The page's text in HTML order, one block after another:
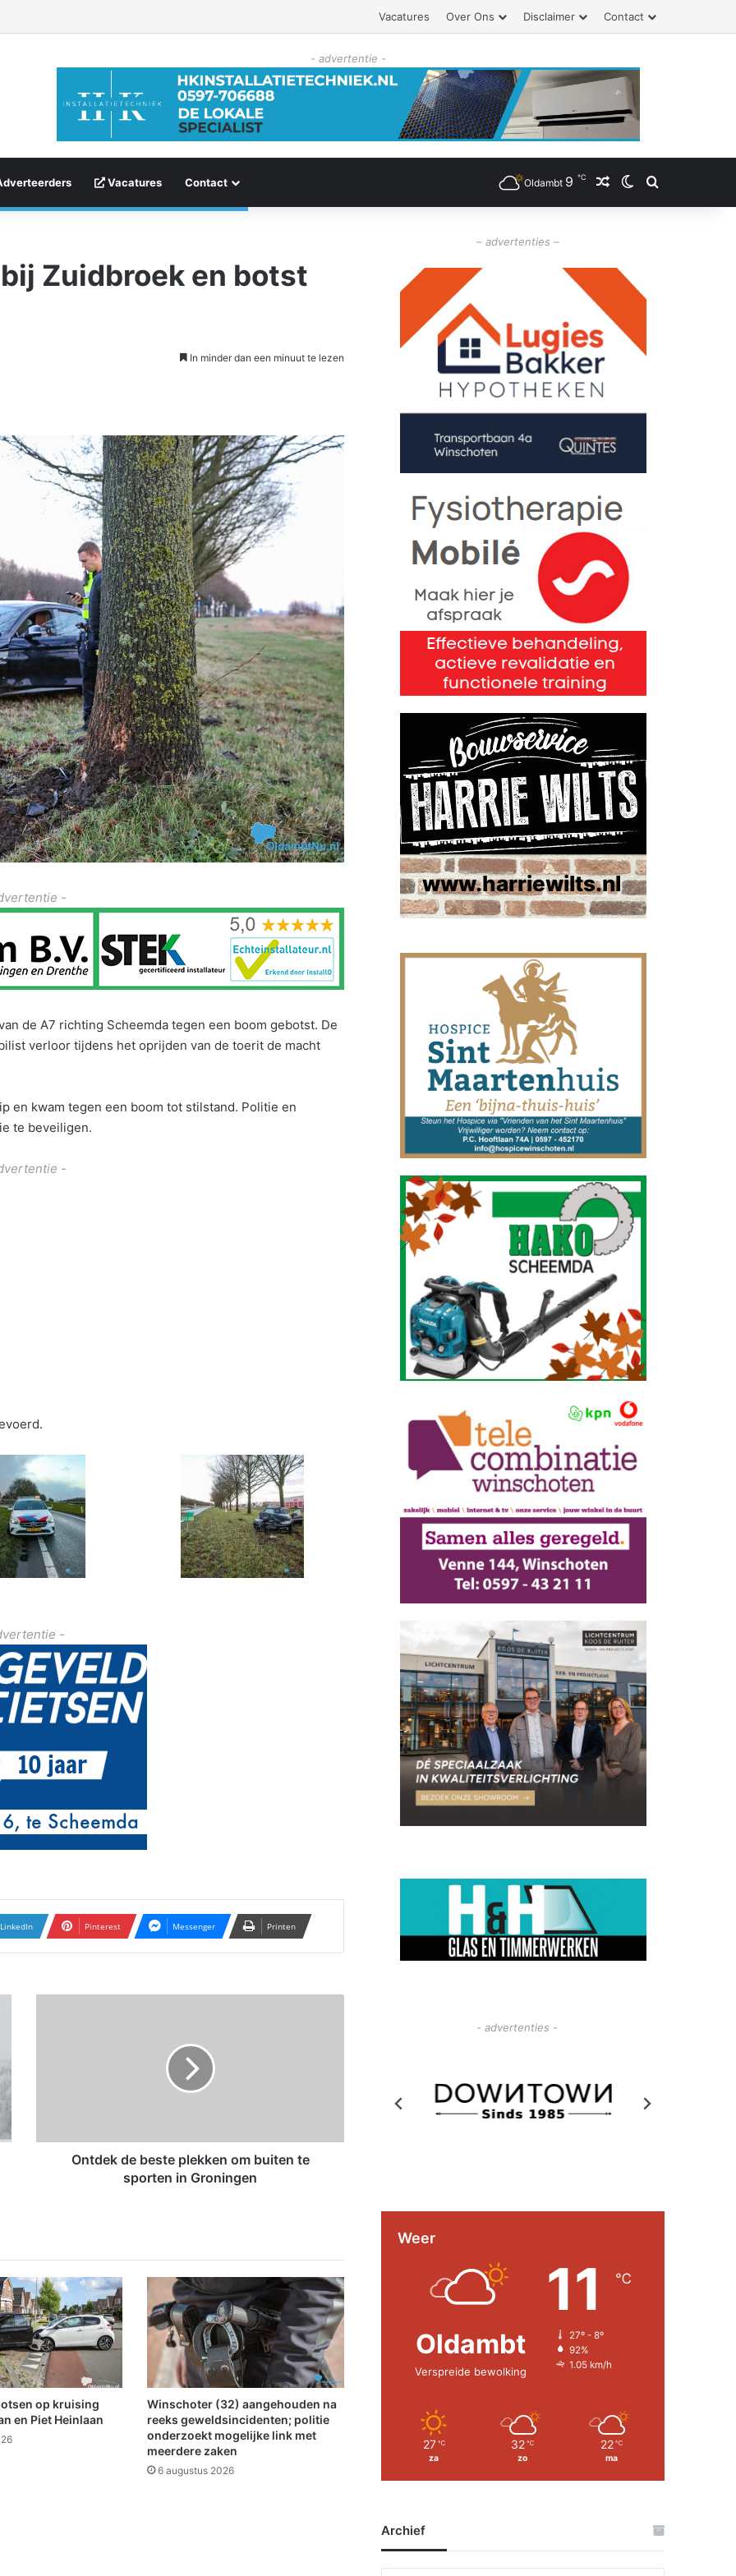
Vacatures Over Ons Disclaimer Contact
- advertentie -
Vacatures Contact Oldambt 9 ℃ Willekeurig artikel
Switch skin
Zuidbroek en botst
In minder dan een minuut te lezen
-
de A7 richting Scheemda tegen een boom gebotst. De
verloor tijdens het oprijden van de toerit de macht
en kwam tegen een boom tot stilstand. Politie en
te beveiligen.
-
-
LinkedIn Pinterest Messenger Printen
b
e
k
k
e
n
o
m
b
u
i
Ontdek de beste plekken om buiten te
sporten in Groningen
op kruising
en Piet Heinlaan
Winschoter (32) aangehouden na
reeks geweldsincidenten; politie
onderzoekt mogelijke link met
meerdere zaken
6 augustus 2026
– advertenties –
- advertenties -
Weer
Oldambt
Verspreide bewolking
11 ℃
27º - 8º
92%
1.05 km/h
27 ℃
za
32 ℃
zo
22 ℃
ma
Archief